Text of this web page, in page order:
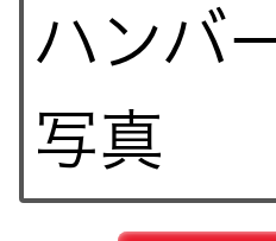
ハンバ
写真